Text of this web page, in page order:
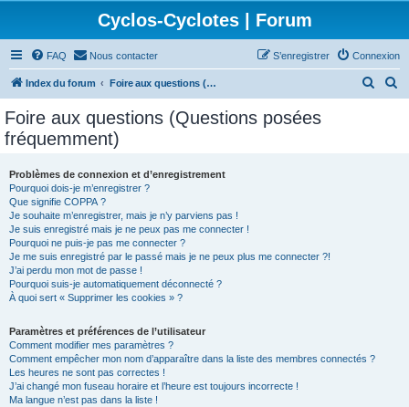
Cyclos-Cyclotes | Forum
FAQ Nous contacter Connexion
S’enregistrer
Index du forum Foire aux questions (Questions posées fréquemment)
Foire aux questions (Questions posées
fréquemment)
Problèmes de connexion et d’enregistrement
Pourquoi dois-je m’enregistrer ?
Que signifie COPPA ?
Je souhaite m’enregistrer, mais je n’y parviens pas !
Je suis enregistré mais je ne peux pas me connecter !
Pourquoi ne puis-je pas me connecter ?
Je me suis enregistré par le passé mais je ne peux plus me connecter ?!
J’ai perdu mon mot de passe !
Pourquoi suis-je automatiquement déconnecté ?
À quoi sert « Supprimer les cookies » ?
Paramètres et préférences de l’utilisateur
Comment modifier mes paramètres ?
Comment empêcher mon nom d’apparaître dans la liste des membres connectés ?
Les heures ne sont pas correctes !
J’ai changé mon fuseau horaire et l’heure est toujours incorrecte !
Ma langue n’est pas dans la liste !